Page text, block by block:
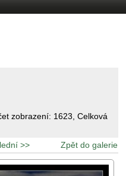
zobrazení: 1623 , Celková
>> Zpět do galerie